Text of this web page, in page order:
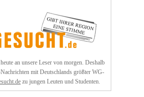
an unsere Leser von morgen. Deshalb
mit Deutschlands größter WG-
zu jungen Leuten und Studenten.